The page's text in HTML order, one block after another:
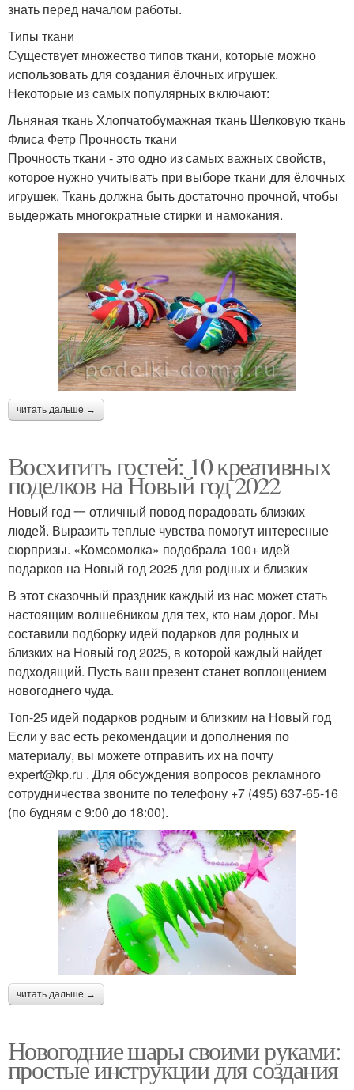
знать перед началом работы.
Типы ткани
Существует множество типов ткани, которые можно
использовать для создания ёлочных игрушек.
Некоторые из самых популярных включают:
Льняная ткань Хлопчатобумажная ткань Шелковую ткань
Флиса Фетр Прочность ткани
Прочность ткани - это одно из самых важных свойств,
которое нужно учитывать при выборе ткани для ёлочных
игрушек. Ткань должна быть достаточно прочной, чтобы
выдержать многократные стирки и намокания.
читать дальше →
Восхитить гостей: 10 креативных
поделков на Новый год 2022
Новый год 一 отличный повод порадовать близких
людей. Выразить теплые чувства помогут интересные
сюрпризы. «Комсомолка» подобрала 100+ идей
подарков на Новый год 2025 для родных и близких
В этот сказочный праздник каждый из нас может стать
настоящим волшебником для тех, кто нам дорог. Мы
составили подборку идей подарков для родных и
близких на Новый год 2025, в которой каждый найдет
подходящий. Пусть ваш презент станет воплощением
новогоднего чуда.
Топ-25 идей подарков родным и близким на Новый год
Если у вас есть рекомендации и дополнения по
материалу, вы можете отправить их на почту
expert@kp.ru . Для обсуждения вопросов рекламного
сотрудничества звоните по телефону +7 (495) 637-65-16
(по будням с 9:00 до 18:00).
читать дальше →
Новогодние шары своими руками:
простые инструкции для создания